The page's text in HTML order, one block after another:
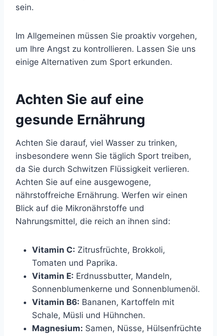
sein.
Im Allgemeinen müssen Sie proaktiv vorgehen,
um Ihre Angst zu kontrollieren. Lassen Sie uns
einige Alternativen zum Sport erkunden.
Achten Sie auf eine
gesunde Ernährung
Achten Sie darauf, viel Wasser zu trinken,
insbesondere wenn Sie täglich Sport treiben,
da Sie durch Schwitzen Flüssigkeit verlieren.
Achten Sie auf eine ausgewogene,
nährstoffreiche Ernährung. Werfen wir einen
Blick auf die Mikronährstoffe und
Nahrungsmittel, die reich an ihnen sind:
Vitamin C: Zitrusfrüchte, Brokkoli,
Tomaten und Paprika.
Vitamin E: Erdnussbutter, Mandeln,
Sonnenblumenkerne und Sonnenblumenöl.
Vitamin B6: Bananen, Kartoffeln mit
Schale, Müsli und Hühnchen.
Magnesium: Samen, Nüsse, Hülsenfrüchte